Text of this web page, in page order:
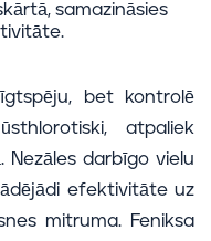
samazināsies
bet kontrolē
atpaliek
darbīgo vielu
efektivitāte uz
mitruma. Feniksa